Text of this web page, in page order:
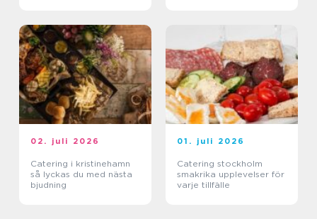
02. juli 2026
Catering i kristinehamn
så lyckas du med nästa
bjudning
01. juli 2026
Catering stockholm
smakrika upplevelser för
varje tillfälle